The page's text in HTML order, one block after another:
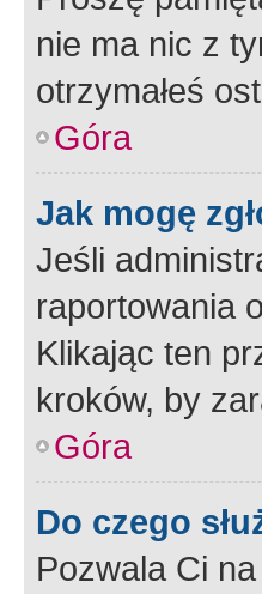
nie ma nic z
otrzymałeś
Góra
Jak mogę
Jeśli
raportowania
Klikając ten
kroków, by
Góra
Do czego
Pozwala Ci